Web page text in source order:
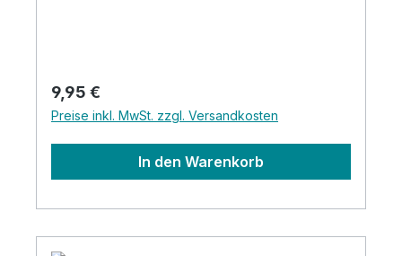
Regulärer Preis:
9,95 €
Preise inkl. MwSt. zzgl. Versandkosten
In den Warenkorb